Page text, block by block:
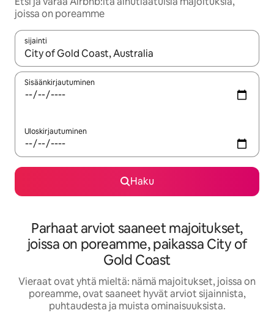
joissa on poreamme
sijainti
Kun tulokset ovat saatavilla, navigoi ylös- ja alas-
Sisäänkirjautuminen
Uloskirjautuminen
Haku
Parhaat arviot saaneet majoitukset,
joissa on poreamme, paikassa City of
Gold Coast
Vieraat ovat yhtä mieltä: nämä majoitukset, joissa on
poreamme, ovat saaneet hyvät arviot sijainnista,
puhtaudesta ja muista ominaisuuksista.